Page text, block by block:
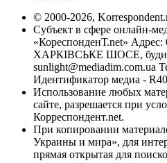
© 2000-2026,
Субъект в сфере онлайн-
«КореспонденТ.net» Адрес:
ХАРКІВСЬКЕ ШОСЕ,
sunlight@mediadim.com.ua
Идентификатор медиа -
Использование любых
сайте, разрешается при
Корреспондент.net.
При копировании
Украины и мира», для
прямая открытая для